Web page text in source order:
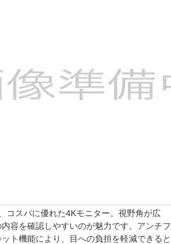
コスパに優れた4Kモニター。視野角が広
容を確認しやすいのが魅力です。アンチフ
ト機能により、目への負担を軽減できると